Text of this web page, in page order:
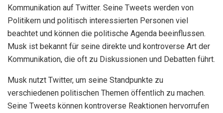
Kommunikation auf Twitter. Seine Tweets werden von
Politikern und politisch interessierten Personen viel
beachtet und können die politische Agenda beeinflussen.
Musk ist bekannt für seine direkte und kontroverse Art der
Kommunikation, die oft zu Diskussionen und Debatten führt.
Musk nutzt Twitter, um seine Standpunkte zu
verschiedenen politischen Themen öffentlich zu machen.
Seine Tweets können kontroverse Reaktionen hervorrufen